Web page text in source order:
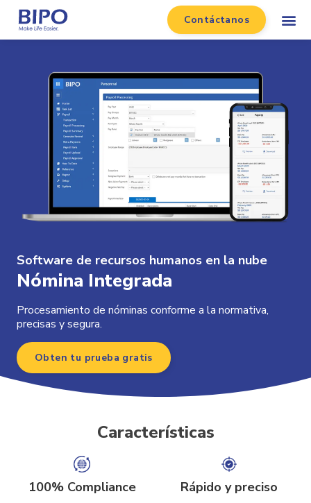
Contáctanos
Software de recursos humanos en la nube
Nómina Integrada
Procesamiento de nóminas conforme a la normativa,
precisas y segura.
Obten tu prueba gratis
Características
100% Compliance Rápido y preciso